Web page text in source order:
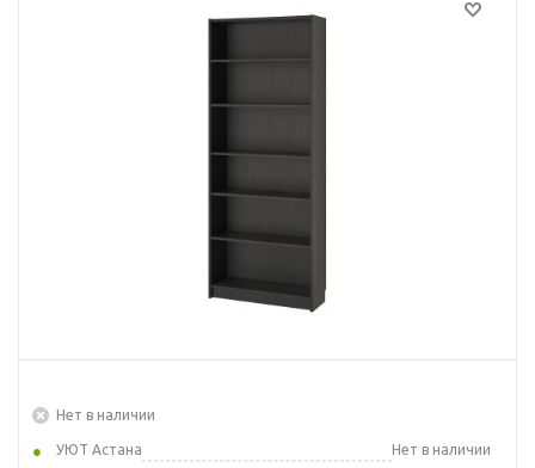
Нет в наличии
УЮТ Астана
Нет в наличии